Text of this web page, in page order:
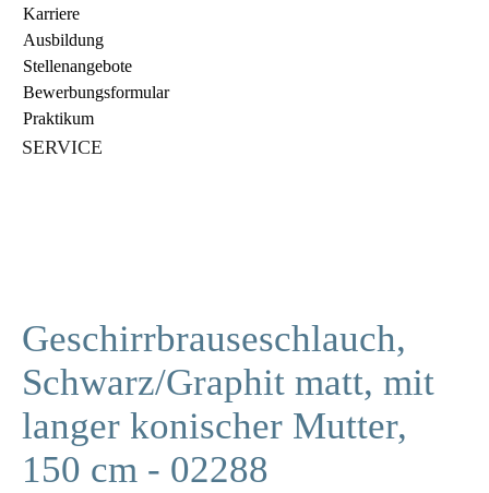
Karriere
Ausbildung
Stellenangebote
Bewerbungsformular
Praktikum
SERVICE
Geschirrbrauseschlauch,
Schwarz/Graphit matt, mit
langer konischer Mutter,
150 cm - 02288